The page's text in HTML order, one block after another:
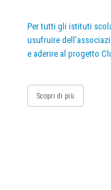
Per tutti gli istituti
usufruire
e aderire al progetto
Scopri di più